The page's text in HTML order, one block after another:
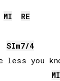
MI RE
SIm7/4
MI